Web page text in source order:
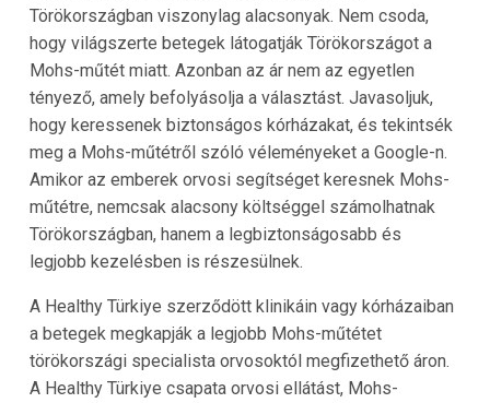
Törökországban viszonylag alacsonyak. Nem csoda,
hogy világszerte betegek látogatják Törökországot a
Mohs-műtét miatt. Azonban az ár nem az egyetlen
tényező, amely befolyásolja a választást. Javasoljuk,
hogy keressenek biztonságos kórházakat, és tekintsék
meg a Mohs-műtétről szóló véleményeket a Google-n.
Amikor az emberek orvosi segítséget keresnek Mohs-
műtétre, nemcsak alacsony költséggel számolhatnak
Törökországban, hanem a legbiztonságosabb és
legjobb kezelésben is részesülnek.
A Healthy Türkiye szerződött klinikáin vagy kórházaiban
a betegek megkapják a legjobb Mohs-műtétet
törökországi specialista orvosoktól megfizethető áron.
A Healthy Türkiye csapata orvosi ellátást, Mohs-